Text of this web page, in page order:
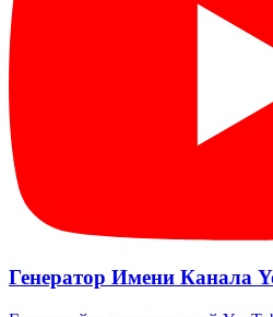
Генератор Имени Канала